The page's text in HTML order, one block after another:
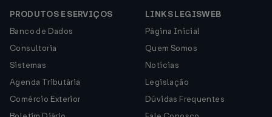
PRODUTOS E SERVIÇOS
Banco de Dados
Consultoria
Sistemas
Agenda Tributária
Comércio Exterior
LINKS LEGISWEB
Página Inicial
Quem Somos
Notícias
Legislação
Dúvidas Frequentes